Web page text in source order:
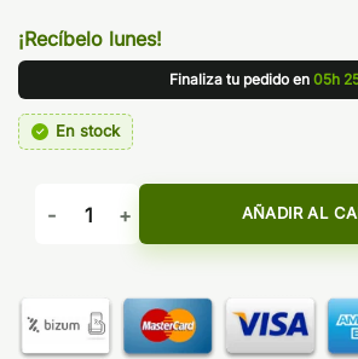
¡Recíbelo lunes!
Finaliza tu pedido en 05h
En stock
RESISTENCIA PNP-VM4 0,6 Ω -
AÑADIR AL